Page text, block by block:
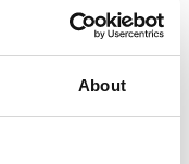
About